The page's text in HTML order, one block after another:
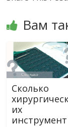
Вам
Сколько
их
инструмент